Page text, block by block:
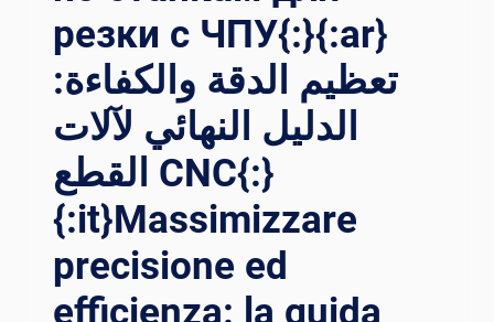
резки с ЧПУ{:}{:ar}
تعظيم الدقة والكفاءة:
الدليل النهائي لآلات
القطع CNC{:}
{:it}Massimizzare
precisione ed
efficienza: la guida